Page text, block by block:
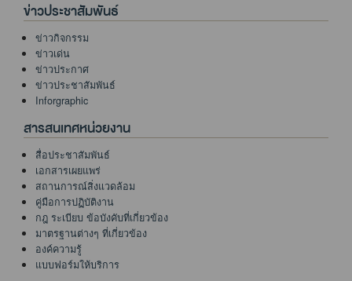
ข่าวประชาสัมพันธ์
ข่าวกิจกรรม
ข่าวเด่น
ข่าวประกาศ
ข่าวประชาสัมพันธ์
Inforgraphic
สารสนเทศหน่วยงาน
สื่อประชาสัมพันธ์
เอกสารเผยแพร่
สถานการณ์สิ่งแวดล้อม
คู่มือการปฏิบัติงาน
กฎ ระเบียบ ข้อบังคับที่เกี่ยวข้อง
มาตรฐานต่างๆ ที่เกี่ยวข้อง
องค์ความรู้
แบบฟอร์มให้บริการ